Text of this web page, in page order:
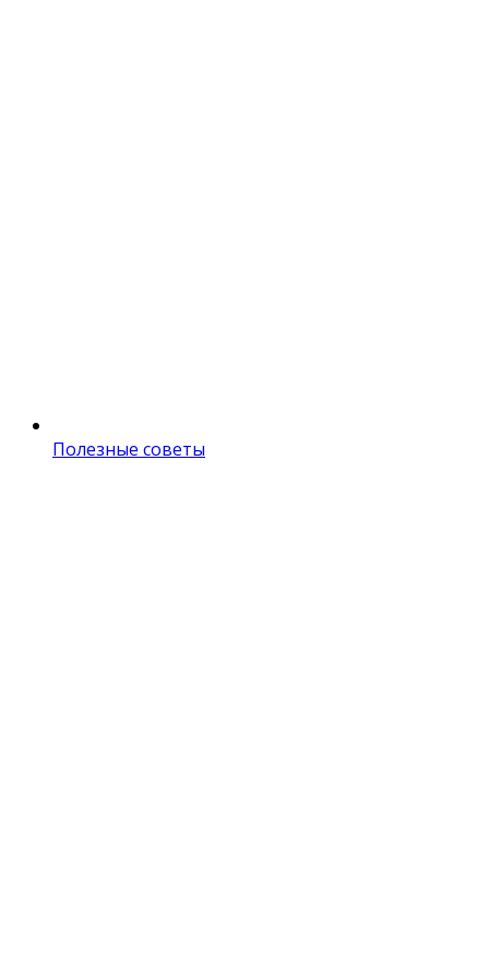
Полезные советы